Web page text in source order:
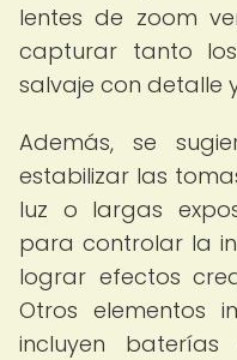
lentes de zoom
capturar tanto
salvaje con detalle
Además, se
estabilizar las
luz o largas
para controlar la
lograr efectos
Otros elementos
incluyen baterías